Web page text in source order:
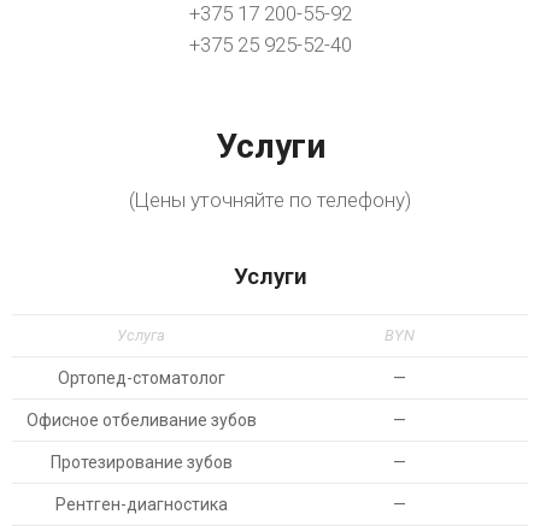
+375 17 200-55-92
+375 25 925-52-40
Услуги
(Цены уточняйте по телефону)
Услуги
Услуга BYN
Ортопед-стоматолог —
Офисное отбеливание зубов —
Протезирование зубов —
Рентген-диагностика —